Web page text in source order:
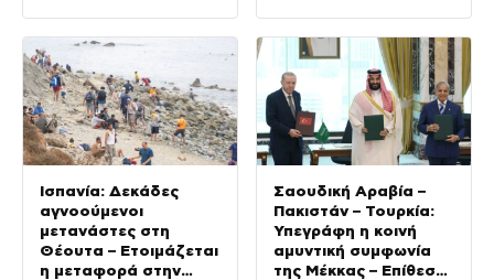
λάβουμε μέτρα»
Ισπανία: Δεκάδες
αγνοούμενοι
μετανάστες στη
Θέουτα – Ετοιμάζεται
η μεταφορά στην
Σαουδική Αραβία –
Πακιστάν – Τουρκία:
Υπεγράφη η κοινή
αμυντική συμφωνία
της Μέκκας – Επίθεση